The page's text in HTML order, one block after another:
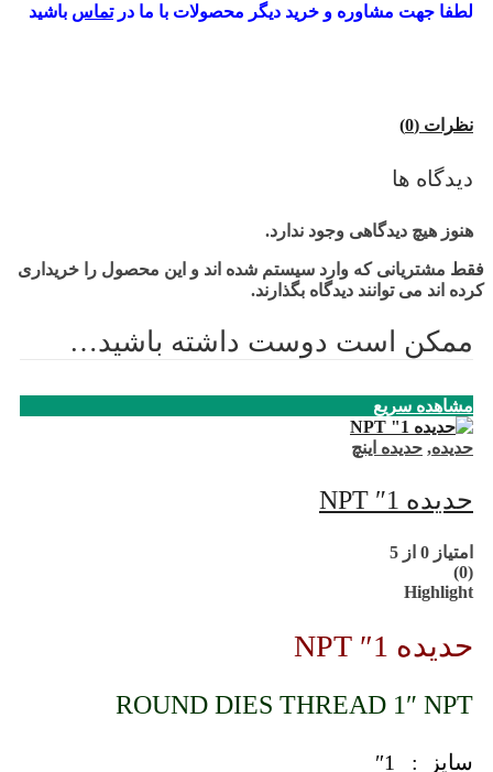
لطفا جهت مشاوره و خرید دیگر محصولات با ما درتماس باشید
نظرات (0)
دیدگاه ها
هنوز هیچ دیدگاهی وجود ندارد.
فقط مشتریانی که وارد سیستم شده اند و این محصول را خریداری
کرده اند می توانند دیدگاه بگذارند.
ممکن است دوست داشته باشید…
مشاهده سریع
حدیده, حدیده اینچ
حدیده 1″ NPT
امتیاز 0 از 5
(0)
Highlight
حدیده 1″ NPT
ROUND DIES THREAD 1″ NPT
سایز : 1″